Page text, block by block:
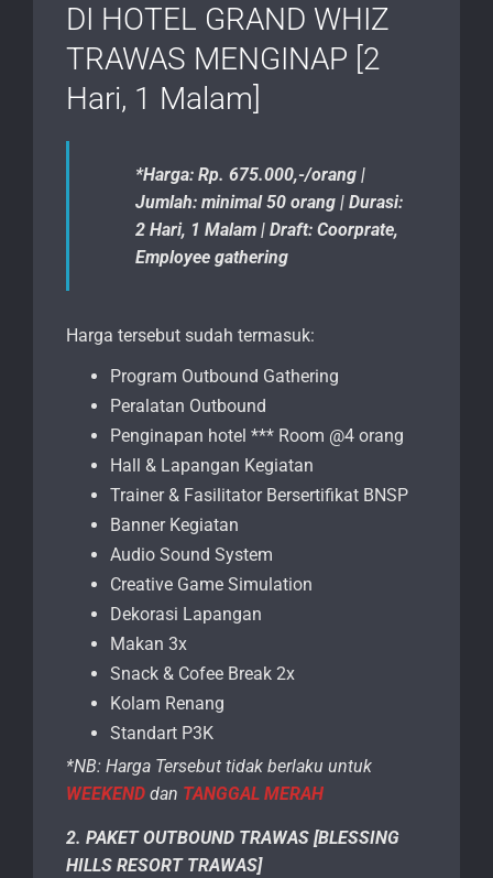
DI HOTEL GRAND WHIZ
TRAWAS MENGINAP [2
Hari, 1 Malam]
*Harga: Rp. 675.000,-/orang |
Jumlah: minimal 50 orang | Durasi:
2 Hari, 1 Malam | Draft: Coorprate,
Employee gathering
Harga tersebut sudah termasuk:
Program Outbound Gathering
Peralatan Outbound
Penginapan hotel *** Room @4 orang
Hall & Lapangan Kegiatan
Trainer & Fasilitator Bersertifikat BNSP
Banner Kegiatan
Audio Sound System
Creative Game Simulation
Dekorasi Lapangan
Makan 3x
Snack & Cofee Break 2x
Kolam Renang
Standart P3K
*NB: Harga Tersebut tidak berlaku untuk
WEEKEND dan TANGGAL MERAH
2. PAKET OUTBOUND TRAWAS [BLESSING
HILLS RESORT TRAWAS]